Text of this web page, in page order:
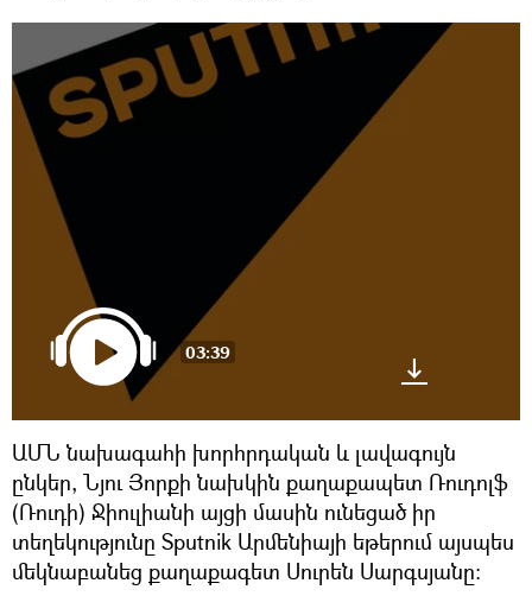
03:39
ԱՄՆ նախագահի խորհրդական և լավագույն
ընկեր, Նյու Յորքի նախկին քաղաքապետ Ռուդոլֆ
(Ռուդի) Ջիուլիանի այցի մասին ունեցած իր
տեղեկությունը Sputnik Արմենիայի եթերում այսպես
մեկնաբանեց քաղաքագետ Սուրեն Սարգսյանը։